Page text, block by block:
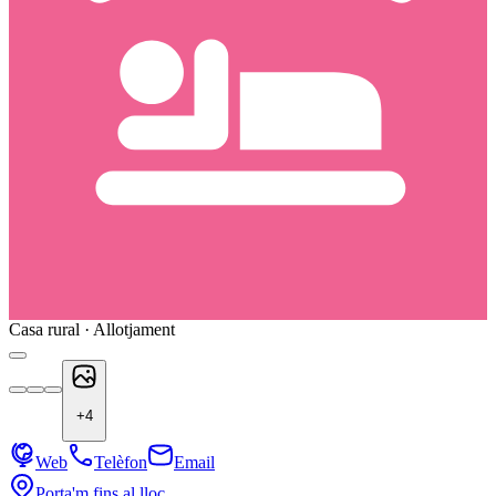
Casa rural · Allotjament
+4
Web Telèfon
Email